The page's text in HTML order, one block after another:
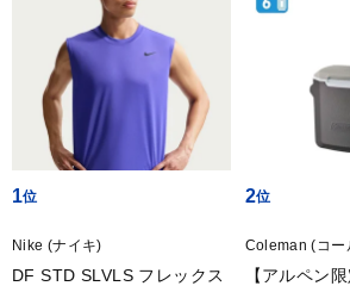
1
Nike (ナイキ)
DF STD SLVLS フレックス
2
Coleman (コー
【アルペン